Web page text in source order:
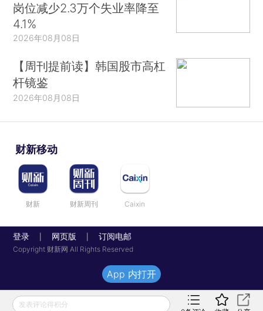
岗位减少2.3万个失业率降至
4.1%
2026年08月08日
【周刊提前读】韩国股市高杠
杆镜鉴
2026年08月08日
财新移动
财新 财新周刊 Caixin
登录 网页版 订阅电邮
Copyright 财新网 All Rights Reserved
发表评论得积分
App 内打开